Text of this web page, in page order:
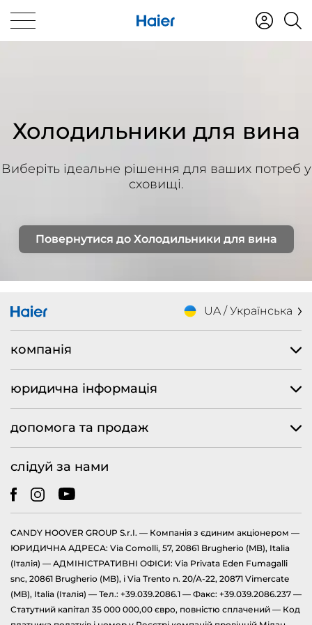
Холодильники для вина
Виберіть ідеальне рішення для ваших потреб у
сховищі.
Повернутися до Холодильники для вина
UA / Українська
компанія
юридична інформація
допомога та продаж
слідуй за нами
CANDY HOOVER GROUP S.r.I. — Компанія з єдиним акціонером —
ЮРИДИЧНА АДРЕСА: Via Comolli, 57, 20861 Brugherio (MB), Italia
(Італія) — АДМІНІСТРАТИВНІ ОФІСИ: Via Privata Eden Fumagalli
snc, 20861 Brugherio (MB), і Via Trento n. 20/A-22, 20871 Vimercate
(MB), Italia (Італія) — Тел.: +39.039.2086.1 — Факс: +39.039.2086.237 —
Статутний капітал 35 000 000,00 євро, повністю сплачений — Код